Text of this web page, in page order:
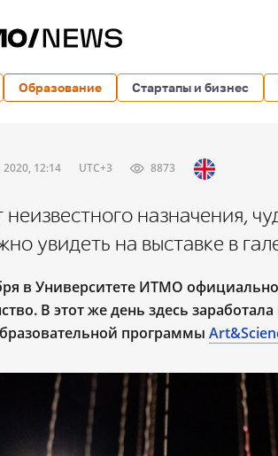
Образование Стартапы и бизнес
12:14 UTC+3 8873
неизвестного назначения,
увидеть на выставке в
в Университете ИТМО
В этот же день здесь
программы